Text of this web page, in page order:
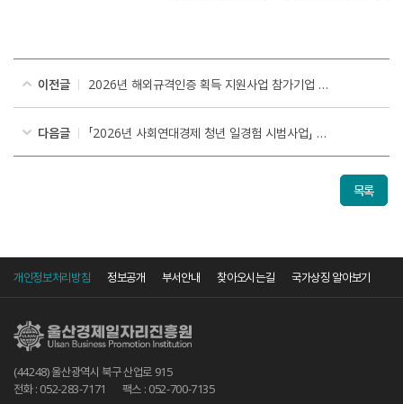
이전글 2026년 해외규격인증 획득 지원사업 참가기업 추가모집 공고
다음글 「2026년 사회연대경제 청년 일경험 시범사업」 참여기업 추가 모집 공고
목록
개인정보처리방침 정보공개 부서안내 찾아오시는길 국가상징 알아보기
(44248) 울산광역시 북구 산업로 915
전화 : 052-283-7171
팩스 : 052-700-7135